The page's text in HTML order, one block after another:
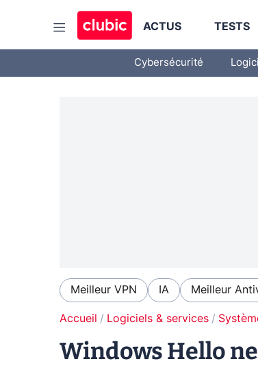
ACTUS TESTS
Cybersécurité
Meilleur VPN IA Meilleur
Accueil Logiciels & services
Windows Hello